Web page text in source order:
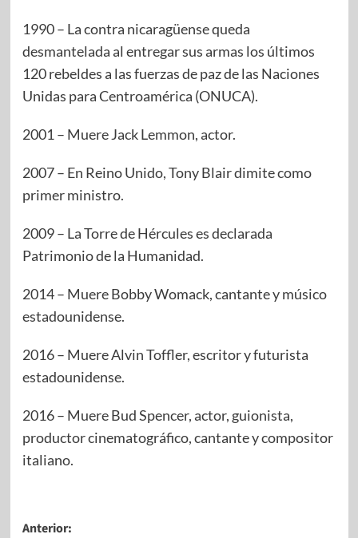
1990 – La contra nicaragüense queda
desmantelada al entregar sus armas los últimos
120 rebeldes a las fuerzas de paz de las Naciones
Unidas para Centroamérica (ONUCA).
2001 – Muere Jack Lemmon, actor.
2007 – En Reino Unido, Tony Blair dimite como
primer ministro.
2009 – La Torre de Hércules es declarada
Patrimonio de la Humanidad.
2014 – Muere Bobby Womack, cantante y músico
estadounidense.
2016 – Muere Alvin Toffler, escritor y futurista
estadounidense.
2016 – Muere Bud Spencer, actor, guionista,
productor cinematográfico, cantante y compositor
italiano.
Anterior: